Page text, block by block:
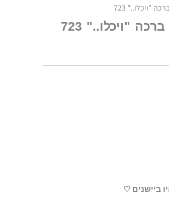
"ויכלו.." 723
"ויכלו.." 723
ביישנים ♡